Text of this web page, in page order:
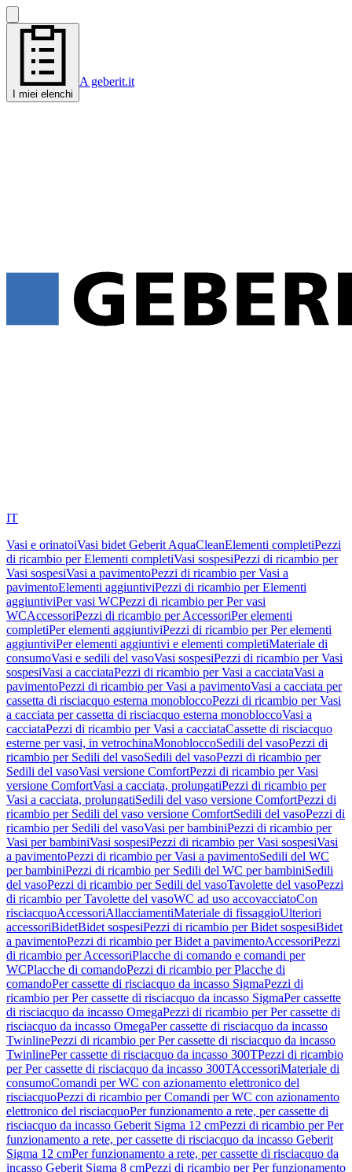
I miei elenchi
A geberit.it
IT
Vasi e orinatoiVasi bidet Geberit AquaCleanElementi completiPezzi
di ricambio per Elementi completiVasi sospesiPezzi di ricambio per
Vasi sospesiVasi a pavimentoPezzi di ricambio per Vasi a
pavimentoElementi aggiuntiviPezzi di ricambio per Elementi
aggiuntiviPer vasi WCPezzi di ricambio per Per vasi
WCAccessoriPezzi di ricambio per AccessoriPer elementi
completiPer elementi aggiuntiviPezzi di ricambio per Per elementi
aggiuntiviPer elementi aggiuntivi e elementi completiMateriale di
consumoVasi e sedili del vasoVasi sospesiPezzi di ricambio per Vasi
sospesiVasi a cacciataPezzi di ricambio per Vasi a cacciataVasi a
pavimentoPezzi di ricambio per Vasi a pavimentoVasi a cacciata per
cassetta di risciacquo esterna monobloccoPezzi di ricambio per Vasi
a cacciata per cassetta di risciacquo esterna monobloccoVasi a
cacciataPezzi di ricambio per Vasi a cacciataCassette di risciacquo
esterne per vasi, in vetrochinaMonobloccoSedili del vasoPezzi di
ricambio per Sedili del vasoSedili del vasoPezzi di ricambio per
Sedili del vasoVasi versione ComfortPezzi di ricambio per Vasi
versione ComfortVasi a cacciata, prolungatiPezzi di ricambio per
Vasi a cacciata, prolungatiSedili del vaso versione ComfortPezzi di
ricambio per Sedili del vaso versione ComfortSedili del vasoPezzi di
ricambio per Sedili del vasoVasi per bambiniPezzi di ricambio per
Vasi per bambiniVasi sospesiPezzi di ricambio per Vasi sospesiVasi
a pavimentoPezzi di ricambio per Vasi a pavimentoSedili del WC
per bambiniPezzi di ricambio per Sedili del WC per bambiniSedili
del vasoPezzi di ricambio per Sedili del vasoTavolette del vasoPezzi
di ricambio per Tavolette del vasoWC ad uso accovacciatoCon
risciacquoAccessoriAllacciamentiMateriale di fissaggioUlteriori
accessoriBidetBidet sospesiPezzi di ricambio per Bidet sospesiBidet
a pavimentoPezzi di ricambio per Bidet a pavimentoAccessoriPezzi
di ricambio per AccessoriPlacche di comando e comandi per
WCPlacche di comandoPezzi di ricambio per Placche di
comandoPer cassette di risciacquo da incasso SigmaPezzi di
ricambio per Per cassette di risciacquo da incasso SigmaPer cassette
di risciacquo da incasso OmegaPezzi di ricambio per Per cassette di
risciacquo da incasso OmegaPer cassette di risciacquo da incasso
TwinlinePezzi di ricambio per Per cassette di risciacquo da incasso
TwinlinePer cassette di risciacquo da incasso 300TPezzi di ricambio
per Per cassette di risciacquo da incasso 300TAccessoriMateriale di
consumoComandi per WC con azionamento elettronico del
risciacquoPezzi di ricambio per Comandi per WC con azionamento
elettronico del risciacquoPer funzionamento a rete, per cassette di
risciacquo da incasso Geberit Sigma 12 cmPezzi di ricambio per Per
funzionamento a rete, per cassette di risciacquo da incasso Geberit
Sigma 12 cmPer funzionamento a rete, per cassette di risciacquo da
incasso Geberit Sigma 8 cmPezzi di ricambio per Per funzionamento